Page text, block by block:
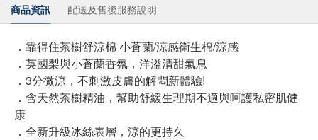
商品資訊 配送及售後服務說明
．靠得住茶樹舒涼棉 小蒼蘭/涼感衛生棉/涼感
．英國梨與小蒼蘭香氛，洋溢清甜氣息
．3分微涼，不刺激皮膚的解悶新體驗!
．含天然茶樹精油，幫助舒緩生理期不適與呵護私密肌健
康
．全新升級冰絲表層，涼的更持久